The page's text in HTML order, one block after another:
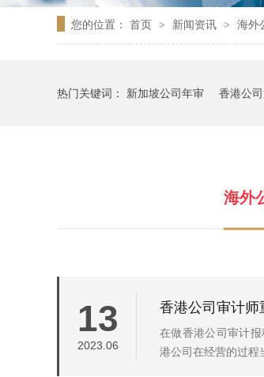
您的位置： 首页 > 新闻资讯 > 海外
热门关键词： 新加坡公司年审 香港公
海外
13
2023.06
香港公司审计师
在做香港公司审计
港公司在经营的过程